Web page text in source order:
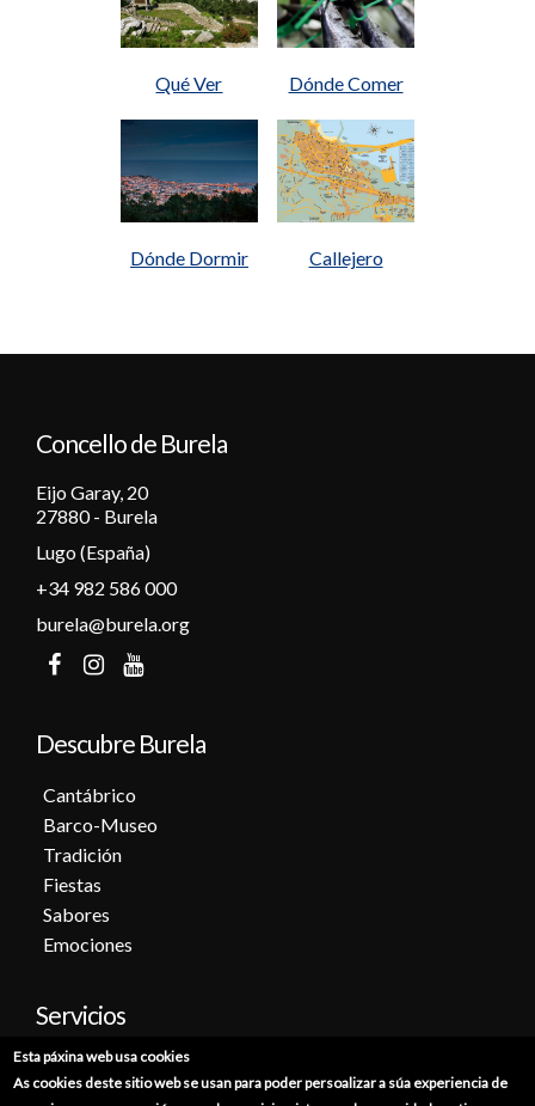
Qué Ver Dónde Comer
Dónde Dormir Callejero
Concello de Burela
Eijo Garay, 20
27880 - Burela
Lugo (España)
+34 982 586 000
burela@burela.org
Descubre Burela
Cantábrico
Barco-Museo
Tradición
Fiestas
Sabores
Emociones
Servicios
Cita previa
Esta páxina web usa cookies
As cookies deste sitio web se usan para poder persoalizar a súa experiencia de